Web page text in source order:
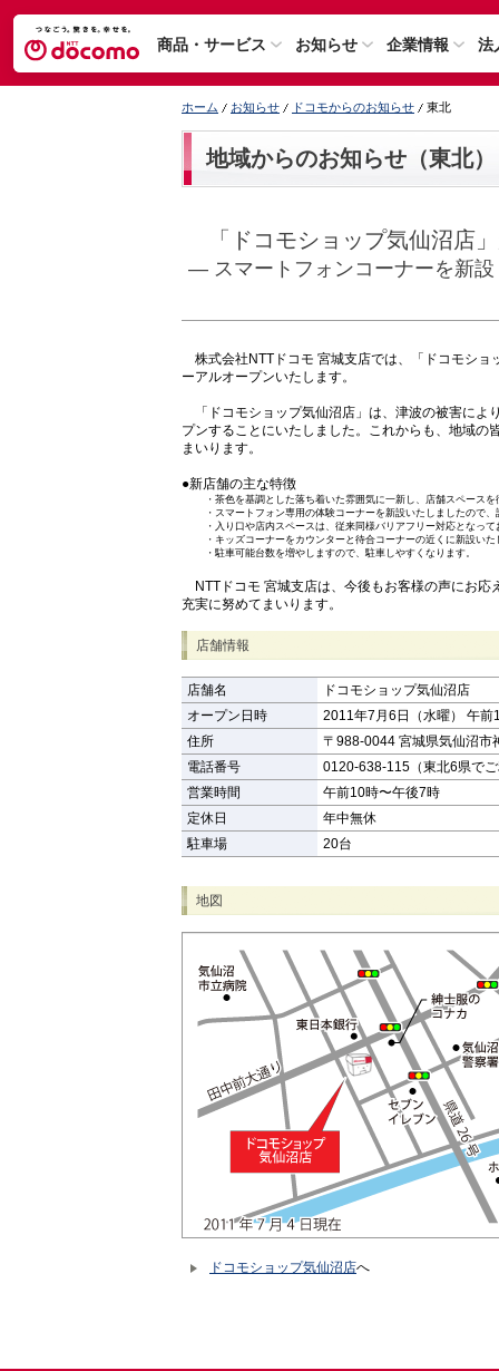
商品・サービス お知らせ 企業情報 法
ホーム お知らせ ドコモからのお知らせ 東北
地域からのお知らせ（東北）
「ドコモショップ気仙沼店
— スマートフォンコーナーを新
株式会社NTTドコモ 宮城支店では、「ドコモショ
ーアルオープンいたします。
「ドコモショップ気仙沼店」は、津波の被害によ
プンすることにいたしました。これからも、地域
まいります。
●新店舗の主な特徴
・ 茶色を基調とした落ち着いた雰囲気に一新し、店舗スペース
・ スマートフォン専用の体験コーナーを新設いたしましたので
・ 入り口や店内スペースは、従来同様バリアフリー対応となっ
・ キッズコーナーをカウンターと待合コーナーの近くに新設い
・ 駐車可能台数を増やしますので、駐車しやすくなります。
NTTドコモ 宮城支店は、今後もお客様の声にお応
充実に努めてまいります。
店舗情報
店舗名
ドコモショップ気仙沼店
オープン日時
2011年7月6日（水曜） 午前
住所
〒988-0044 宮城県気仙沼市
電話番号
0120-638-115（東北6県で
営業時間
午前10時〜午後7時
定休日
年中無休
駐車場
20台
地図
ドコモショップ気仙沼店へ